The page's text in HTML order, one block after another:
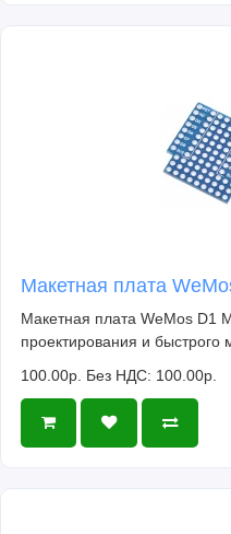
Макетная плата
Макетная плата WeMos D1
проектирования и
100.00р. Без НДС: 100.00р.